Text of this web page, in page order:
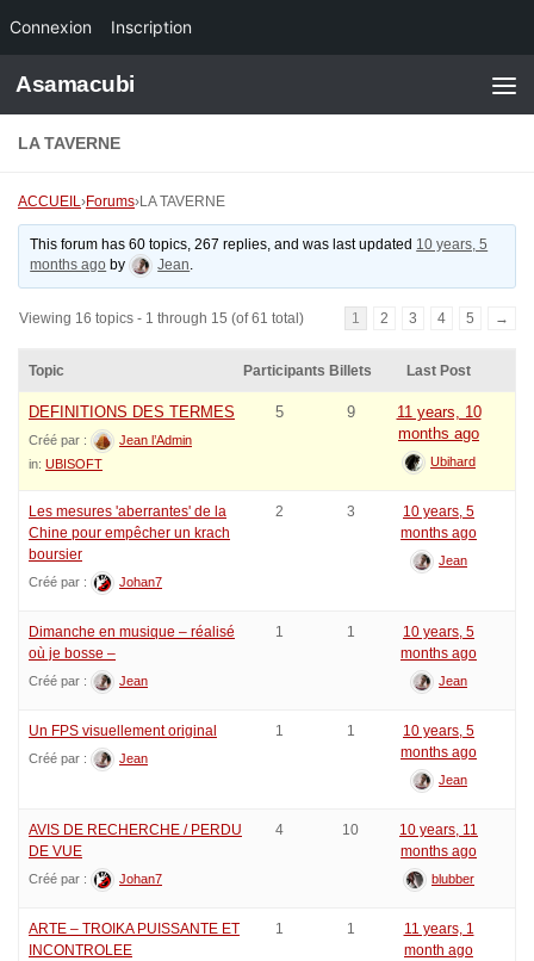
Connexion Inscription
Skip to content
Asamacubi
LA TAVERNE
ACCUEIL›Forums›LA TAVERNE
This forum has 60 topics, 267 replies, and was last updated 10 years, 5
months ago by Jean.
Viewing 16 topics - 1 through 15 (of 61 total) 1 2 3 4 5 →
Topic Participants Billets Last Post
DEFINITIONS DES TERMES
Créé par :
Jean l’Admin
in: UBISOFT
5 9
11 years, 10
months ago
Ubihard
Les mesures 'aberrantes' de la
Chine pour empêcher un krach
boursier
Créé par : Johan7
2 3
10 years, 5
months ago
Jean
Dimanche en musique – réalisé
où je bosse –
Créé par : Jean
1 1
10 years, 5
months ago
Jean
Un FPS visuellement original
Créé par : Jean
1 1
10 years, 5
months ago
Jean
AVIS DE RECHERCHE / PERDU
DE VUE
Créé par : Johan7
4 10
10 years, 11
months ago
blubber
ARTE – TROIKA PUISSANTE ET
INCONTROLEE
1 1
11 years, 1
month ago